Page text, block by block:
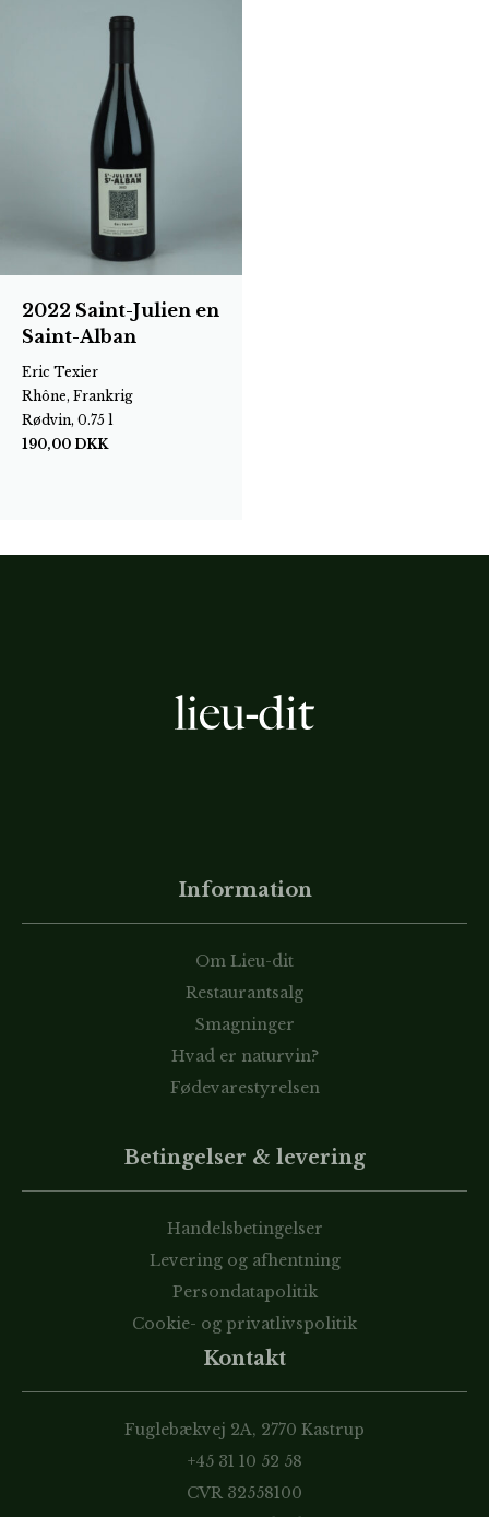
2022 Saint-Julien en
Saint-Alban
Eric Texier
Rhône, Frankrig
Rødvin, 0.75 l
190,00 DKK
Information
Om Lieu-dit
Restaurantsalg
Smagninger
Hvad er naturvin?
Fødevarestyrelsen
Betingelser & levering
Handelsbetingelser
Levering og afhentning
Persondatapolitik
Cookie- og privatlivspolitik
Kontakt
Fuglebækvej 2A, 2770 Kastrup
+45 31 10 52 58
CVR 32558100